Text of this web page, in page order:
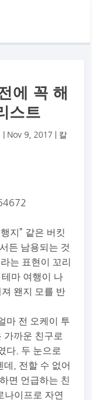
에 꼭 해
스트
Nov 9, 2017
칼
지” 같은 버킷
든 남용되는 것
는 표현이 꼬리
마 여행이 나
왠지 모를 반
마 전 오케이 투
가까운 친구로
다. 두 눈으로
데, 전할 수 없어
면 언급하는 친
나이프로 자연